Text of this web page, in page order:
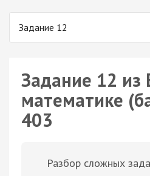
Задание 12
Задание 12 из
математике
403
Разбор сложных